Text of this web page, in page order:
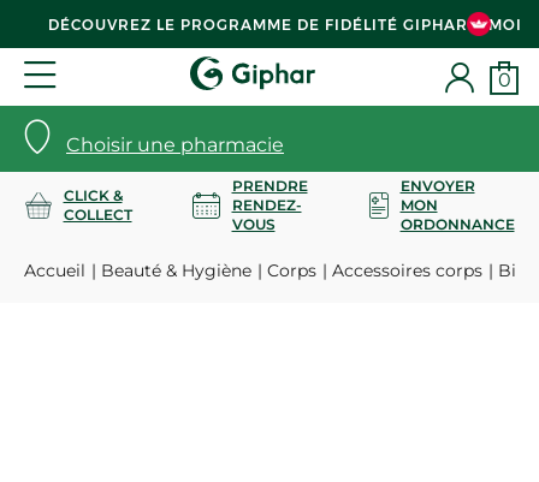
DÉCOUVREZ LE PROGRAMME DE FIDÉLITÉ GIPHAR & MOI
Choisir une pharmacie
0
CLICK &
COLLECT
PRENDRE
RENDEZ-
VOUS
ENVOYER
MON
ORDONNANCE
Accueil Beauté & Hygiène Corps Accessoires corps Bi-